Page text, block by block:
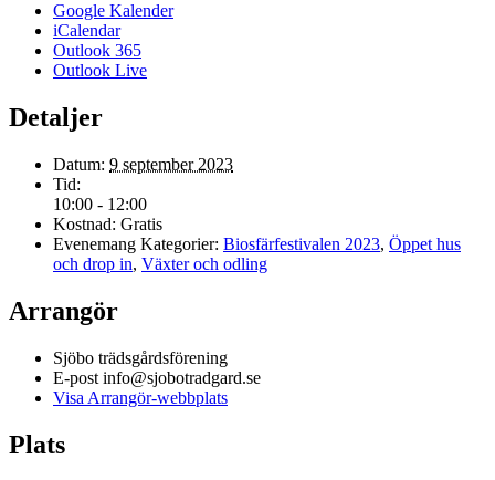
Google Kalender
iCalendar
Outlook 365
Outlook Live
Detaljer
Datum: 9 september 2023
Tid:
10:00 - 12:00
Kostnad: Gratis
Evenemang Kategorier: Biosfärfestivalen 2023, Öppet hus
och drop in, Växter och odling
Arrangör
Sjöbo trädsgårdsförening
E-post info@sjobotradgard.se
Visa Arrangör-webbplats
Plats